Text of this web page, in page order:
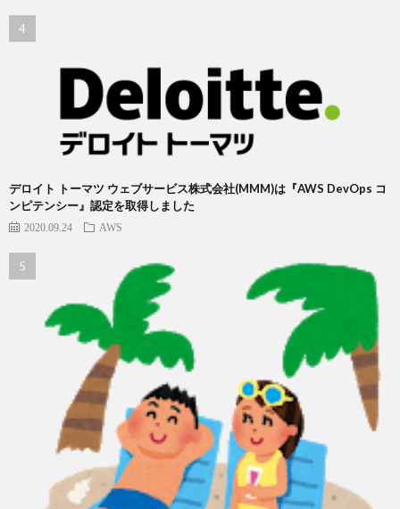
デロイト トーマツ ウェブサービス株式会社(MMM)は『AWS DevOps コ
ンピテンシー』認定を取得しました
2020.09.24 AWS